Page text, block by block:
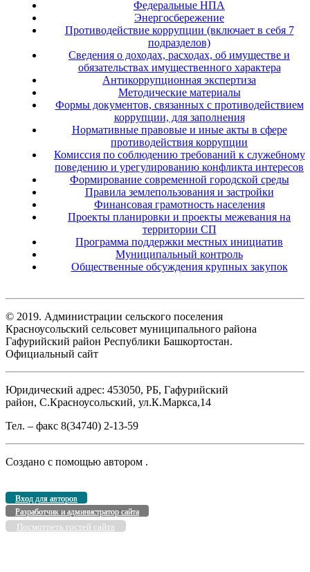
Федеральные НПА
Энергосбережение
Противодействие коррупции (включает в себя 7
подразделов)
Сведения о доходах, расходах, об имуществе и
обязательствах имущественного характера
Антикоррупционная экспертиза
Методические материалы
Формы документов, связанных с противодействием
коррупции, для заполнения
Нормативные правовые и иные акты в сфере
противодействия коррупции
Комиссия по соблюдению требований к служебному
поведению и урегулированию конфликта интересов
Формирование современной городской среды
Правила землепользования и застройки
Финансовая грамотность населения
Проекты планировки и проекты межевания на
территории СП
Программа поддержки местных инициатив
Муниципальный контроль
Общественные обсуждения крупных закупок
© 2019. Администрации сельского поселения
Красноусольский сельсовет муниципального района
Гафурийский район Республики Башкортостан.
Официальный сайт
Юридический адрес: 453050, РБ, Гафурийский
район, С.Красноусольский, ул.К.Маркса,14
Тел. – факс 8(34740) 2-13-59
Создано с помощью автором .
Вход для авторов
Разработчик и администратор сайта
Посмотреть гостей сайта